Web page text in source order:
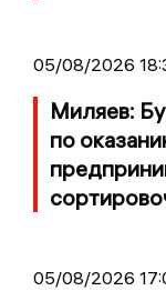
05/08/2026
Миляев:
по
05/08/2026